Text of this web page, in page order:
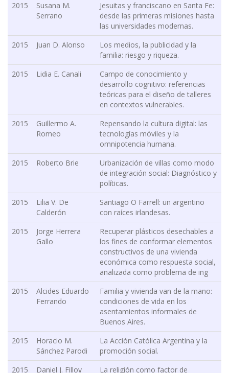
2015
Susana M.
Serrano
Jesuitas y franciscano en Santa Fe:
desde las primeras misiones hasta
las universidades modernas.
2015
Juan D. Alonso
Los medios, la publicidad y la
familia: riesgo y riqueza.
2015
Lidia E. Canali
Campo de conocimiento y
desarrollo cognitivo: referencias
teóricas para el diseño de talleres
en contextos vulnerables.
2015
Guillermo A.
Romeo
Repensando la cultura digital: las
tecnologías móviles y la
omnipotencia humana.
2015
Roberto Brie
Urbanización de villas como modo
de integración social: Diagnóstico y
políticas.
2015
Lilia V. De
Calderón
Santiago O Farrell: un argentino
con raíces irlandesas.
2015
Jorge Herrera
Gallo
Recuperar plásticos desechables a
los fines de conformar elementos
constructivos de una vivienda
económica como respuesta social,
analizada como problema de ing
2015
Alcides Eduardo
Ferrando
Familia y vivienda van de la mano:
condiciones de vida en los
asentamientos informales de
Buenos Aires.
2015
Horacio M.
Sánchez Parodi
La Acción Católica Argentina y la
promoción social.
2015
Daniel J. Filloy
La religión como factor de